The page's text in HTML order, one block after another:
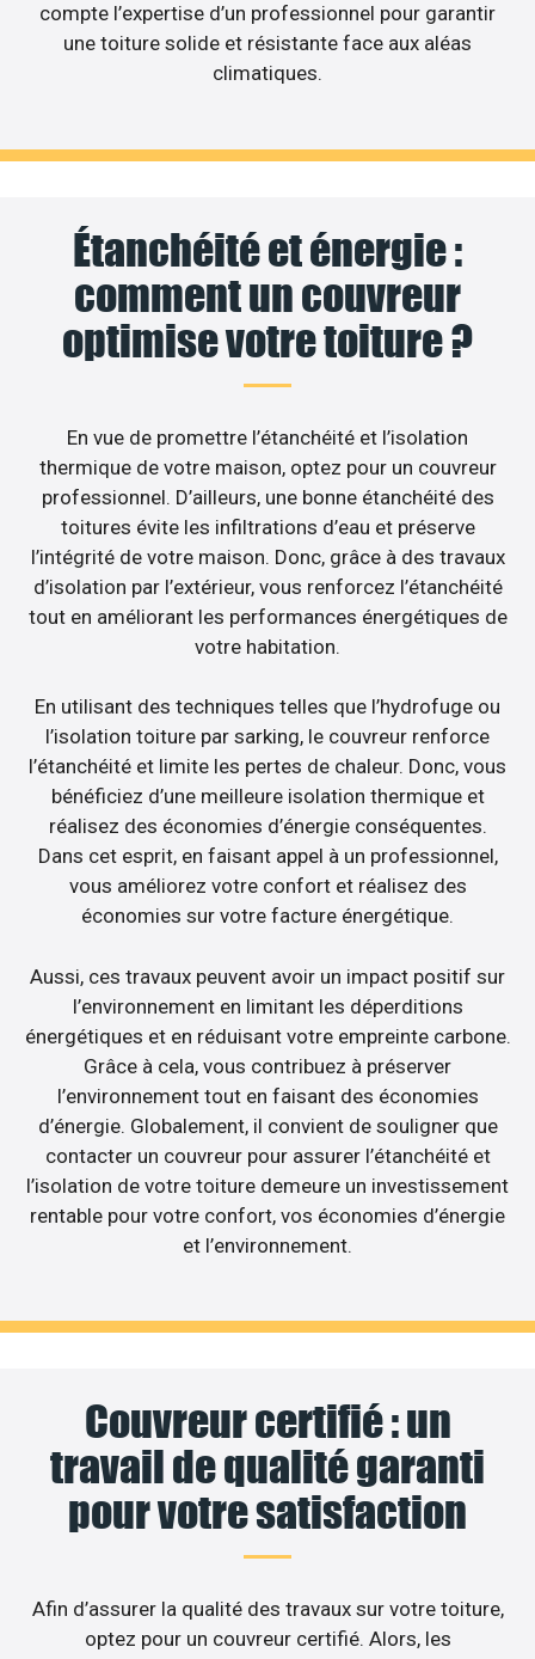
compte l’expertise d’un professionnel pour garantir
une toiture solide et résistante face aux aléas
climatiques.
Étanchéité et énergie :
comment un couvreur
optimise votre toiture ?
En vue de promettre l’étanchéité et l’isolation
thermique de votre maison, optez pour un couvreur
professionnel. D’ailleurs, une bonne étanchéité des
toitures évite les infiltrations d’eau et préserve
l’intégrité de votre maison. Donc, grâce à des travaux
d’isolation par l’extérieur, vous renforcez l’étanchéité
tout en améliorant les performances énergétiques de
votre habitation.
En utilisant des techniques telles que l’hydrofuge ou
l’isolation toiture par sarking, le couvreur renforce
l’étanchéité et limite les pertes de chaleur. Donc, vous
bénéficiez d’une meilleure isolation thermique et
réalisez des économies d’énergie conséquentes.
Dans cet esprit, en faisant appel à un professionnel,
vous améliorez votre confort et réalisez des
économies sur votre facture énergétique.
Aussi, ces travaux peuvent avoir un impact positif sur
l’environnement en limitant les déperditions
énergétiques et en réduisant votre empreinte carbone.
Grâce à cela, vous contribuez à préserver
l’environnement tout en faisant des économies
d’énergie. Globalement, il convient de souligner que
contacter un couvreur pour assurer l’étanchéité et
l’isolation de votre toiture demeure un investissement
rentable pour votre confort, vos économies d’énergie
et l’environnement.
Couvreur certifié : un
travail de qualité garanti
pour votre satisfaction
Afin d’assurer la qualité des travaux sur votre toiture,
optez pour un couvreur certifié. Alors, les